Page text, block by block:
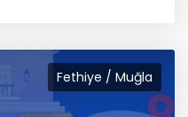
Fethiye / Muğla